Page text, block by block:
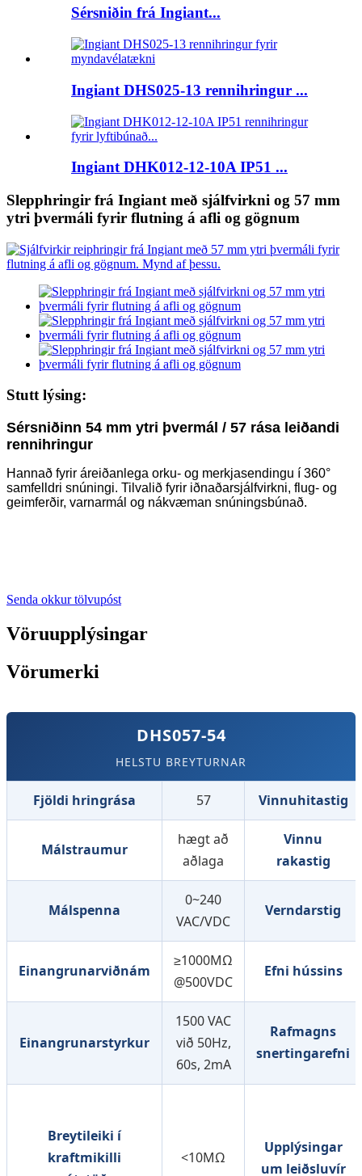
Sérsniðin frá Ingiant...
Ingiant DHS025-13 rennihringur ...
Ingiant DHK012-12-10A IP51 ...
Slepphringir frá Ingiant með sjálfvirkni og 57 mm
ytri þvermáli fyrir flutning á afli og gögnum
Stutt lýsing:
Sérsniðinn 54 mm ytri þvermál / 57 rása leiðandi
rennihringur
Hannað fyrir áreiðanlega orku- og merkjasendingu í 360°
samfelldri snúningi. Tilvalið fyrir iðnaðarsjálfvirkni, flug- og
geimferðir, varnarmál og nákvæman snúningsbúnað.
Senda okkur tölvupóst
Vöruupplýsingar
Vörumerki
DHS057-54
HELSTU BREYTURNAR
Fjöldi hringrása 57 Vinnuhitastig
Málstraumur
hægt að
aðlaga
Vinnu
rakastig
Málspenna
0~240
VAC/VDC
Verndarstig
Einangrunarviðnám
≥1000MΩ
@500VDC
Efni hússins
Einangrunarstyrkur
1500 VAC
við 50Hz,
60s, 2mA
Rafmagns
snertingarefni
Breytileiki í
kraftmikilli
<10MΩ
Upplýsingar
um leiðsluvír